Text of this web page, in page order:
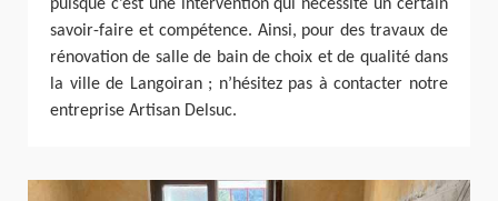
puisque c’est une intervention qui nécessite un certain
savoir-faire et compétence. Ainsi, pour des travaux de
rénovation de salle de bain de choix et de qualité dans
la ville de Langoiran ; n’hésitez pas à contacter notre
entreprise Artisan Delsuc.